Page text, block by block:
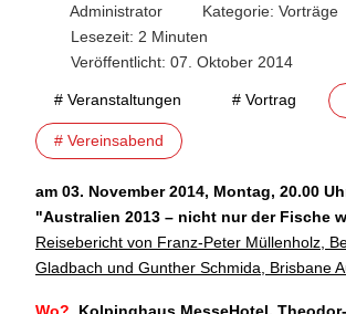
Administrator Kategorie: Vorträge
Lesezeit: 2 Minuten
Veröffentlicht: 07. Oktober 2014
# Veranstaltungen # Vortrag
# Vereinsabend
am 03. November 2014, Montag, 20.00
"Australien 2013 – nicht nur der Fische
Reisebericht von Franz-Peter Müllenholz,
Gladbach und Gunther Schmida, Brisbane